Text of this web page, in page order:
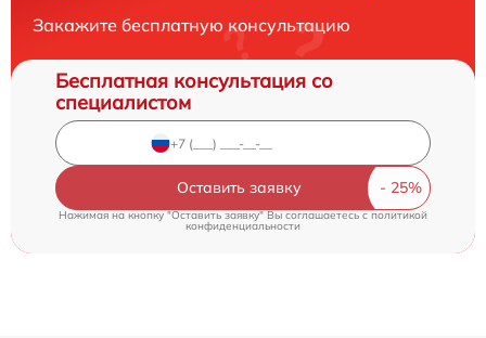
Закажите бесплатную консультацию
Бесплатная консультация со
специалистом
Оставить заявку
Нажимая на кнопку "Оставить заявку" Вы соглашаетесь c политикой
конфиденциальности